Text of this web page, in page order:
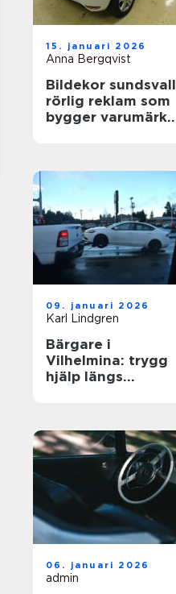
15. januari 2026
Anna Bergqvist
Bildekor sundsvall
rörlig reklam som
bygger varumärke
09. januari 2026
Karl Lindgren
Bärgare i
Vilhelmina: trygg
hjälp längs
06. januari 2026
admin